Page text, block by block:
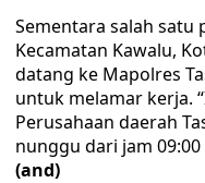
Sementara salah satu
Kecamatan Kawalu,
datang ke Mapolres
untuk melamar kerja.
Perusahaan daerah
nunggu dari jam 09:00
(and)